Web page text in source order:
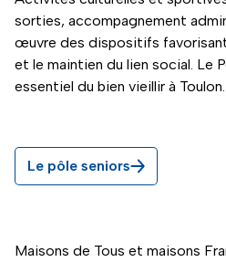
sorties, accompagnement
œuvre des dispositifs
et le maintien du lien social. Le
essentiel du bien vieillir à Toulon.
Le pôle seniors
Maisons de Tous et maisons